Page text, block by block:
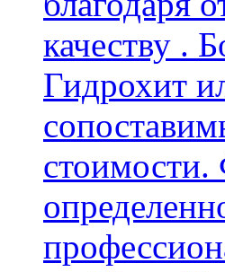
качеству .
Гидрохит
стоимости.